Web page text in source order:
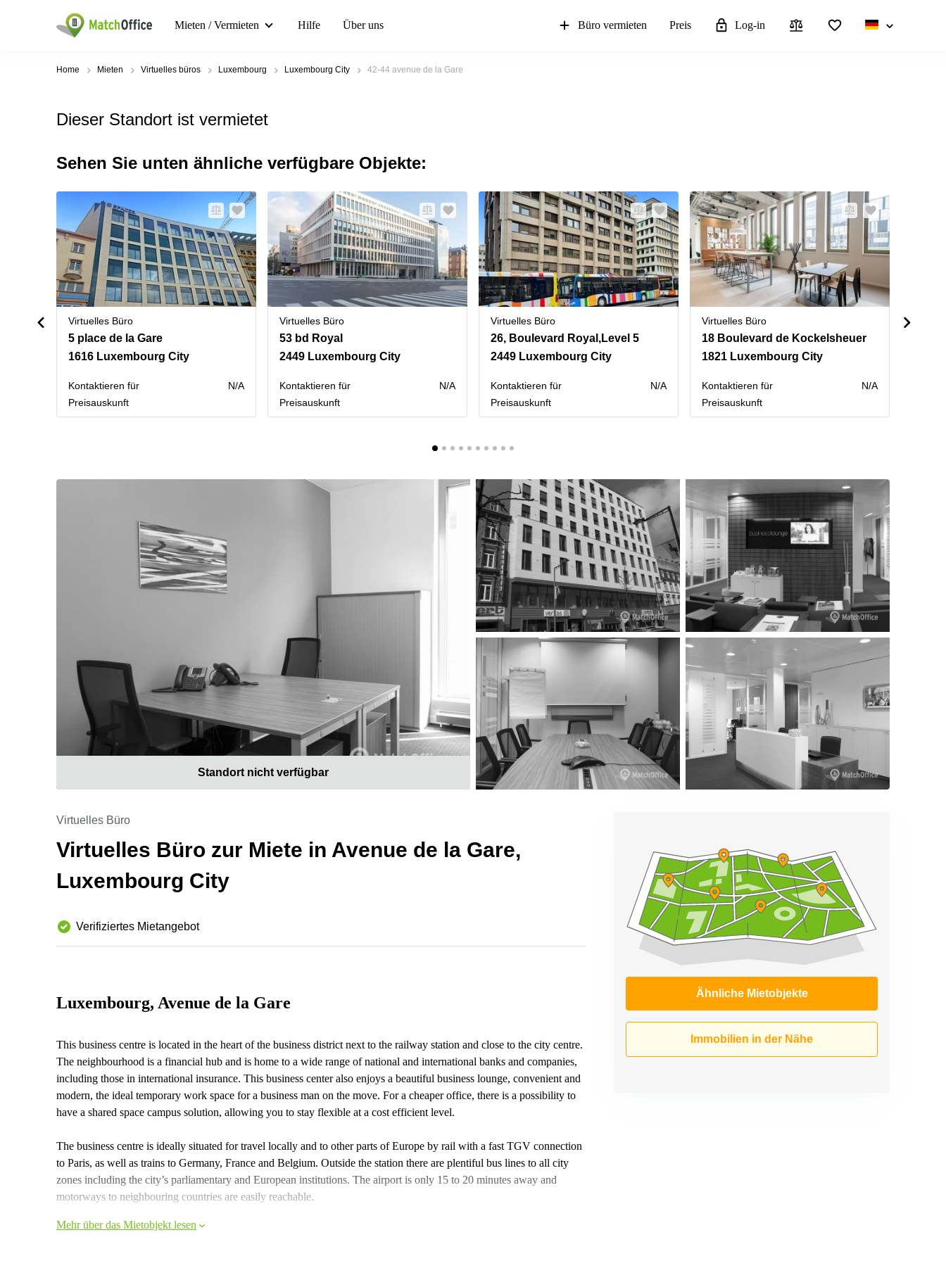
Mieten / Vermieten Hilfe Über uns Büro vermieten Preis Log-in
Home Mieten Virtuelles büros Luxembourg Luxembourg City 42-44 avenue de la Gare
Dieser Standort ist vermietet
Sehen Sie unten ähnliche verfügbare Objekte:
Virtuelles Büro
5 place de la Gare
1616 Luxembourg City
Kontaktieren für
Preisauskunft
N/A
Virtuelles Büro
53 bd Royal
2449 Luxembourg City
Kontaktieren für
Preisauskunft
N/A
Virtuelles Büro
26, Boulevard Royal,Level 5
2449 Luxembourg City
Kontaktieren für
Preisauskunft
N/A
Virtuelles Büro
18 Boulevard de Kockelsheuer
1821 Luxembourg City
Kontaktieren für
Preisauskunft
N/A
Standort nicht verfügbar
Virtuelles Büro
Virtuelles Büro zur Miete in Avenue de la Gare,
Luxembourg City
Verifiziertes Mietangebot
Ähnliche Mietobjekte
Immobilien in der Nähe
Luxembourg, Avenue de la Gare
This business centre is located in the heart of the business district next to the railway station and close to the city centre.
The neighbourhood is a financial hub and is home to a wide range of national and international banks and companies,
including those in international insurance. This business center also enjoys a beautiful business lounge, convenient and
modern, the ideal temporary work space for a business man on the move. For a cheaper office, there is a possibility to
have a shared space campus solution, allowing you to stay flexible at a cost efficient level.
The business centre is ideally situated for travel locally and to other parts of Europe by rail with a fast TGV connection
to Paris, as well as trains to Germany, France and Belgium. Outside the station there are plentiful bus lines to all city
zones including the city’s parliamentary and European institutions. The airport is only 15 to 20 minutes away and
motorways to neighbouring countries are easily reachable.
Mehr über das Mietobjekt lesen